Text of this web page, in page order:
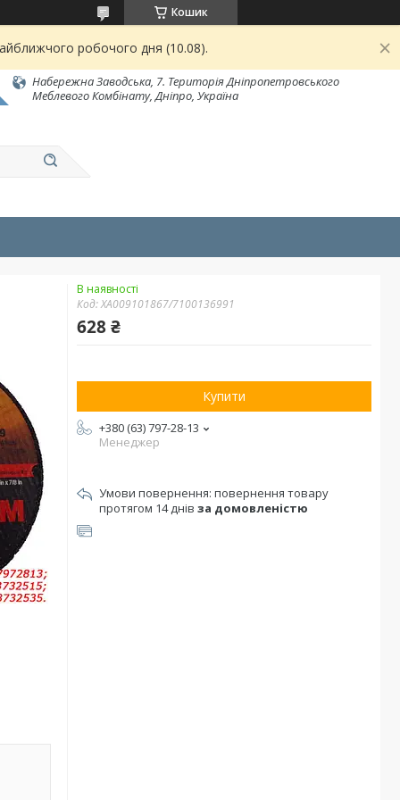
Кошик
робочого дня (10.08).
Набережна Заводська, 7. Територія Дніпропетровського
Меблевого Комбінату, Дніпро, Україна
В наявності
Код:XA009101867/7100136991
628 ₴
Купити
+380 (63) 797-28-13
Менеджер
повернення товару
протягом 14 днів за домовленістю